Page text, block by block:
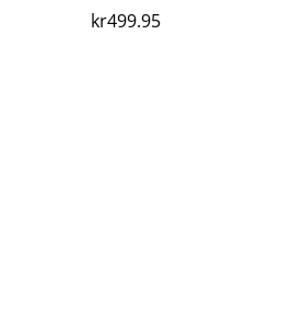
kr499.95